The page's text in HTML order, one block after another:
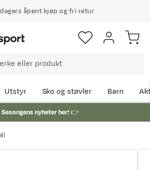
åpent kjøp og fri retur
Utstyr Sko og støvler Barn
Sesongens nyheter her!👉